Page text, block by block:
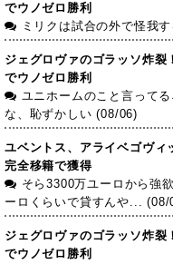
でウノゼロ勝利
ミリクは試合の外で怪我
ジェグロヴァのゴラッソ炸
でウノゼロ勝利
ユニホームのこと言って
な、恥ずかしい (08/06)
ユベントス、アライベゴヴィ
完全移籍で獲得
そら3300万ユーロから強
ーロくらいで貸すんや... (08/
ジェグロヴァのゴラッソ炸
でウノゼロ勝利